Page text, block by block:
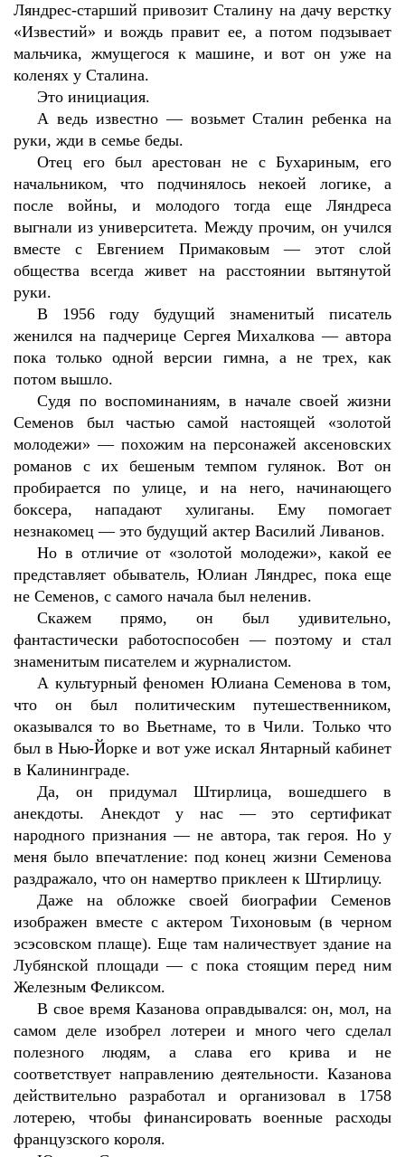
Ляндрес-старший привозит Сталину на дачу верстку
«Известий» и вождь правит ее, а потом подзывает
мальчика, жмущегося к машине, и вот он уже на
коленях у Сталина.
Это инициация.
А ведь известно — возьмет Сталин ребенка на
руки, жди в семье беды.
Отец его был арестован не с Бухариным, его
начальником, что подчинялось некоей логике, а
после войны, и молодого тогда еще Ляндреса
выгнали из университета. Между прочим, он учился
вместе с Евгением Примаковым — этот слой
общества всегда живет на расстоянии вытянутой
руки.
В 1956 году будущий знаменитый писатель
женился на падчерице Сергея Михалкова — автора
пока только одной версии гимна, а не трех, как
потом вышло.
Судя по воспоминаниям, в начале своей жизни
Семенов был частью самой настоящей «золотой
молодежи» — похожим на персонажей аксеновских
романов с их бешеным темпом гулянок. Вот он
пробирается по улице, и на него, начинающего
боксера, нападают хулиганы. Ему помогает
незнакомец — это будущий актер Василий Ливанов.
Но в отличие от «золотой молодежи», какой ее
представляет обыватель, Юлиан Ляндрес, пока еще
не Семенов, с самого начала был неленив.
Скажем прямо, он был удивительно,
фантастически работоспособен — поэтому и стал
знаменитым писателем и журналистом.
А культурный феномен Юлиана Семенова в том,
что он был политическим путешественником,
оказывался то во Вьетнаме, то в Чили. Только что
был в Нью-Йорке и вот уже искал Янтарный кабинет
в Калининграде.
Да, он придумал Штирлица, вошедшего в
анекдоты. Анекдот у нас — это сертификат
народного признания — не автора, так героя. Но у
меня было впечатление: под конец жизни Семенова
раздражало, что он намертво приклеен к Штирлицу.
Даже на обложке своей биографии Семенов
изображен вместе с актером Тихоновым (в черном
эсэсовском плаще). Еще там наличествует здание на
Лубянской площади — с пока стоящим перед ним
Железным Феликсом.
В свое время Казанова оправдывался: он, мол, на
самом деле изобрел лотереи и много чего сделал
полезного людям, а слава его крива и не
соответствует направлению деятельности. Казанова
действительно разработал и организовал в 1758
лотерею, чтобы финансировать военные расходы
французского короля.